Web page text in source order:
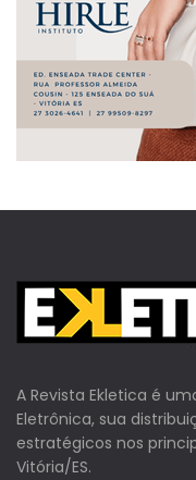
A Revista Ekletica é
Eletrônica, sua
estratégicos nos
Vitória/ES.